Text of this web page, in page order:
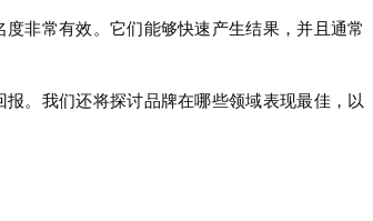
非常有效。它们能够快速产生结果，并且通常
。我们还将探讨品牌在哪些领域表现最佳，以